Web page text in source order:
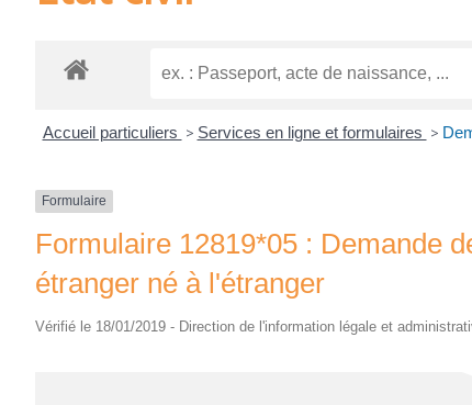
Accueil particuliers > Services en ligne et formulaires >
Formulaire
Formulaire 12819*05 : Demande
étranger né à l'étranger
Vérifié le 18/01/2019 - Direction de l'information légale et